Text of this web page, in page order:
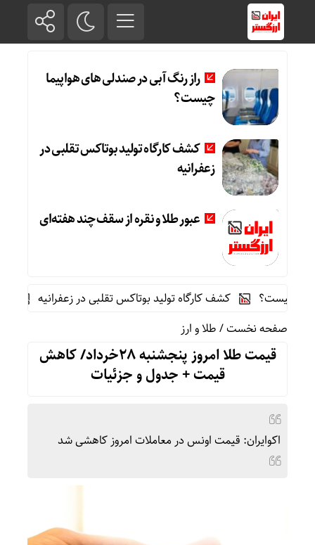
راز رنگ آبی در صندلی های هواپیما
چیست؟
کشف کارگاه تولید بوتاکس تقلبی در
زعفرانیه
عبور طلا و نقره از سقف چند هفته‌ای
چیست؟ کشف کارگاه تولید بوتاکس تقلبی در زعفرانیه
عبور
صفحه نخست/طلا و ارز
قیمت طلا امروز پنجشنبه 28خرداد/ کاهش
قیمت + جدول و جزئیات
اکوایران: قیمت اونس در معاملات امروز کاهشی شد